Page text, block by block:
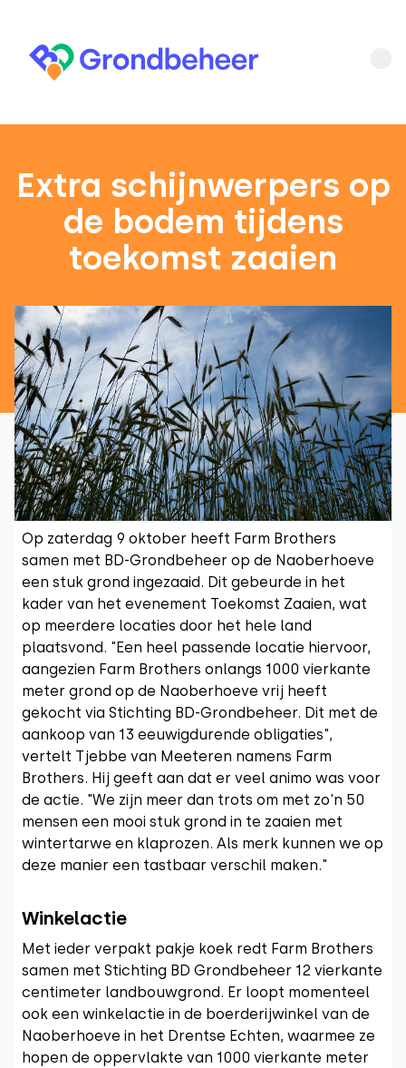
Extra schijnwerpers op
de bodem tijdens
toekomst zaaien
Op zaterdag 9 oktober heeft Farm Brothers
samen met BD-Grondbeheer op de Naoberhoeve
een stuk grond ingezaaid. Dit gebeurde in het
kader van het evenement Toekomst Zaaien, wat
op meerdere locaties door het hele land
plaatsvond. "Een heel passende locatie hiervoor,
aangezien Farm Brothers onlangs 1000 vierkante
meter grond op de Naoberhoeve vrij heeft
gekocht via Stichting BD-Grondbeheer. Dit met de
aankoop van 13 eeuwigdurende obligaties",
vertelt Tjebbe van Meeteren namens Farm
Brothers. Hij geeft aan dat er veel animo was voor
de actie. "We zijn meer dan trots om met zo'n 50
mensen een mooi stuk grond in te zaaien met
wintertarwe en klaprozen. Als merk kunnen we op
deze manier een tastbaar verschil maken."
Winkelactie
Met ieder verpakt pakje koek redt Farm Brothers
samen met Stichting BD Grondbeheer 12 vierkante
centimeter landbouwgrond. Er loopt momenteel
ook een winkelactie in de boerderijwinkel van de
Naoberhoeve in het Drentse Echten, waarmee ze
hopen de oppervlakte van 1000 vierkante meter